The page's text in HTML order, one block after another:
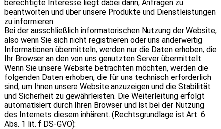
berechtigte Interesse liegt dabei darin, Anfragen zu
beantworten und über unsere Produkte und Dienstleistungen
zu informieren.
Bei der ausschließlich informatorischen Nutzung der Website,
also wenn Sie sich nicht registrieren oder uns anderweitig
Informationen übermitteln, werden nur die Daten erhoben, die
Ihr Browser an den von uns genutzten Server übermittelt.
Wenn Sie unsere Website betrachten möchten, werden die
folgenden Daten erhoben, die für uns technisch erforderlich
sind, um Ihnen unsere Website anzuzeigen und die Stabilität
und Sicherheit zu gewährleisten. Die Weiterleitung erfolgt
automatisiert durch Ihren Browser und ist bei der Nutzung
des Internets diesem inhärent. (Rechtsgrundlage ist Art. 6
Abs. 1 lit. f DS-GVO):